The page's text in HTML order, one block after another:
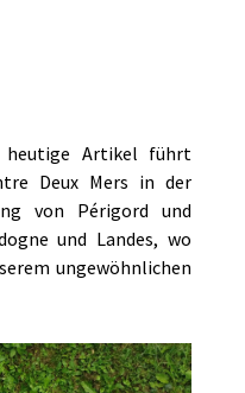
heutige Artikel führt
Deux Mers in der
von Périgord und
und Landes, wo
ungewöhnlichen